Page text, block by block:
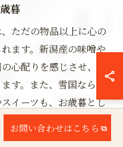
暮
ただの物品以上に心の
ます。新潟産の味噌や
心配りを感じさせ、受
す。また、雪国ならで
イーツも、お歳暮とし
特産品は、贈る側の感
贈られた側に幸せをもた
お問い合わせはこちら